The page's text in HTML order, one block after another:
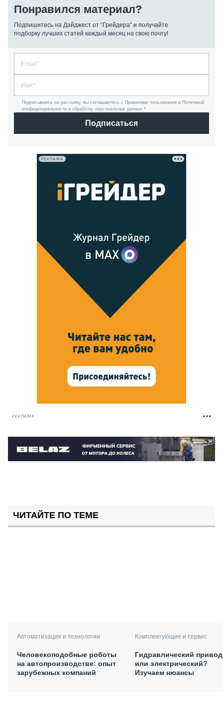
Понравился материал?
Подпишитесь на Дайджест от “Грейдера” и получайте
подборку лучших статей каждый месяц на свою почту!
Подписываясь на рассылку, вы соглашаетесь с Правилами пользования и Политикой
конфиденциальности и обработку персональных данных *
Подписаться
РЕКЛАМА
РЕКЛАМА
ЧИТАЙТЕ ПО ТЕМЕ
Автоматизация и технологии
Человекоподобные роботы
на автопроизводстве: опыт
зарубежных компаний
Комплектующие и сервис
Гидравлический привод
или электрический?
Изучаем нюансы